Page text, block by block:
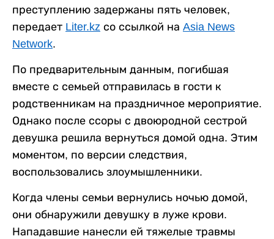
преступлению задержаны пять человек,
передает Liter.kz со ссылкой на Asia News
Network.
По предварительным данным, погибшая
вместе с семьей отправилась в гости к
родственникам на праздничное мероприятие.
Однако после ссоры с двоюродной сестрой
девушка решила вернуться домой одна. Этим
моментом, по версии следствия,
воспользовались злоумышленники.
Когда члены семьи вернулись ночью домой,
они обнаружили девушку в луже крови.
Нападавшие нанесли ей тяжелые травмы